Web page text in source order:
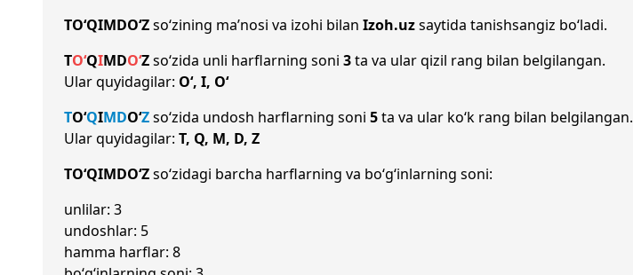
TO‘QIMDO‘Zso‘zining ma’nosi va izohi bilan Izoh.uzsaytida tanishsangiz bo‘ladi.
TO‘QIMDO‘Zso‘zida unli harflarning soni 3ta va ular qizil rang bilan belgilangan.
Ular quyidagilar: O‘, I, O‘
TO‘QIMDO‘Zso‘zida undosh harflarning soni 5ta va ular ko‘k rang bilan belgilangan.
Ular quyidagilar: T, Q, M, D, Z
TO‘QIMDO‘Zso‘zidagi barcha harflarning va bo‘g‘inlarning soni:
unlilar: 3
undoshlar: 5
hamma harflar: 8